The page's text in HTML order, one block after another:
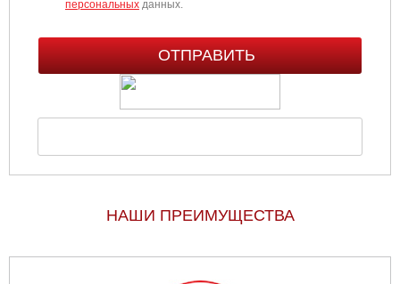
персональныхданных.
НАШИ ПРЕИМУЩЕСТВА